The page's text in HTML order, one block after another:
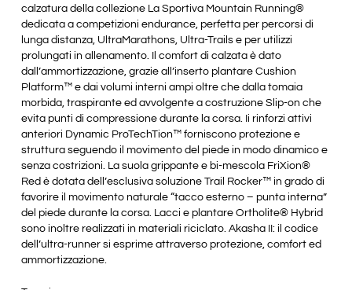
calzatura della collezione La Sportiva Mountain Running®
dedicata a competizioni endurance, perfetta per percorsi di
lunga distanza, UltraMarathons, Ultra-Trails e per utilizzi
prolungati in allenamento. Il comfort di calzata è dato
dall’ammortizzazione, grazie all’inserto plantare Cushion
Platform™ e dai volumi interni ampi oltre che dalla tomaia
morbida, traspirante ed avvolgente a costruzione Slip-on che
evita punti di compressione durante la corsa. Ii rinforzi attivi
anteriori Dynamic ProTechTion™ forniscono protezione e
struttura seguendo il movimento del piede in modo dinamico e
senza costrizioni. La suola grippante e bi-mescola FriXion®
Red è dotata dell’esclusiva soluzione Trail Rocker™ in grado di
favorire il movimento naturale “tacco esterno – punta interna”
del piede durante la corsa. Lacci e plantare Ortholite® Hybrid
sono inoltre realizzati in materiali riciclato. Akasha II: il codice
dell’ultra-runner si esprime attraverso protezione, comfort ed
ammortizzazione.